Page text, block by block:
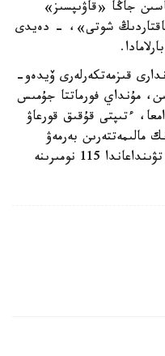
جاڭا «قاۋىپسىز»
شوتى»، - دەيدى
قىزمەتكەرلەرى ۆيدەو-
مۇنداي فورماتتا جۇمىس
ءتىپتى قۇقىق قورعاۋ
مالىمەتتەرىن بەرمەۋ
كەرەك ەكەنىن، كۇماندى جاعدايلار تۋىنداعاندا 115 نومىرىنە